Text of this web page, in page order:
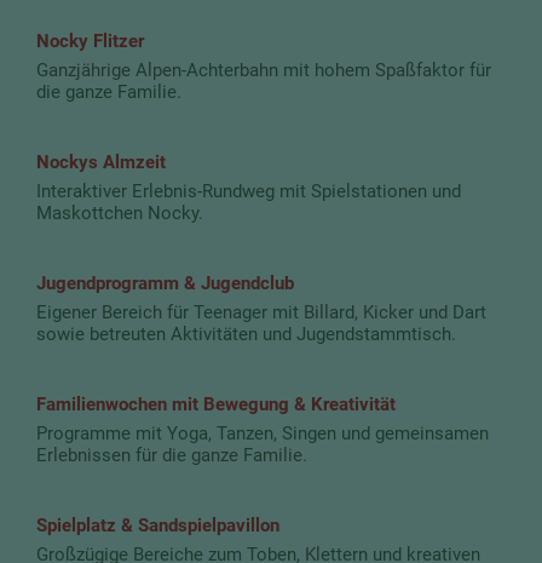
Nocky Flitzer
Ganzjährige Alpen-Achterbahn mit hohem Spaßfaktor für
die ganze Familie.
Nockys Almzeit
Interaktiver Erlebnis-Rundweg mit Spielstationen und
Maskottchen Nocky.
Jugendprogramm & Jugendclub
Eigener Bereich für Teenager mit Billard, Kicker und Dart
sowie betreuten Aktivitäten und Jugendstammtisch.
Familienwochen mit Bewegung & Kreativität
Programme mit Yoga, Tanzen, Singen und gemeinsamen
Erlebnissen für die ganze Familie.
Spielplatz & Sandspielpavillon
Großzügige Bereiche zum Toben, Klettern und kreativen